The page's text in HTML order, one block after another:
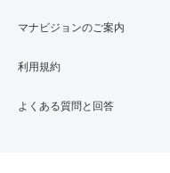
マナビジョンのご案内
利用規約
よくある質問と回答